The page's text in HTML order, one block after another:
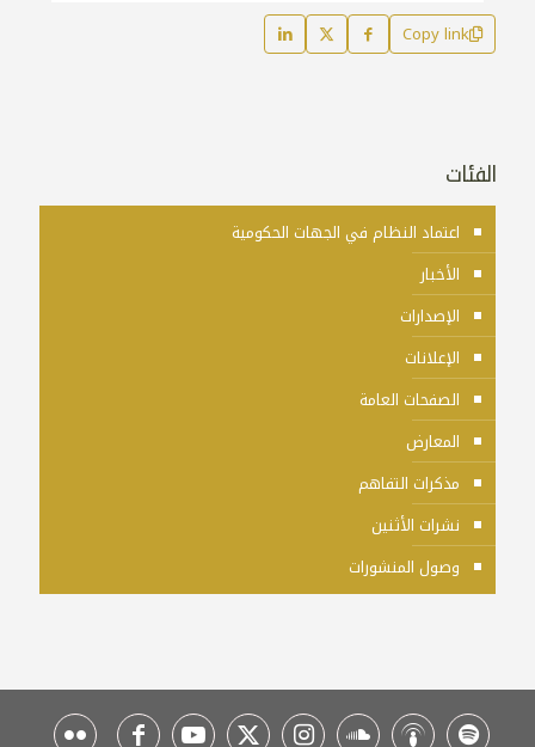
Copy link
الفئات
اعتماد النظام في الجهات الحكومية
الأخبار
الإصدارات
الإعلانات
الصفحات العامة
المعارض
مذكرات التفاهم
نشرات الأثنين
وصول المنشورات